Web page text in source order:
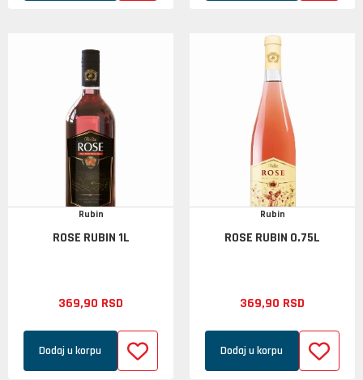
Rubin
ROSE RUBIN 1L
369,90 RSD
Dodaj u korpu
Rubin
ROSE RUBIN 0.75L
369,90 RSD
Dodaj u korpu